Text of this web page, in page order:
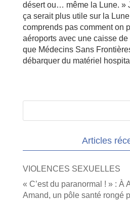
désert ou… même la Lune. »
ça serait plus utile sur la
comprends pas comment on
aéroports avec une caisse
que Médecins Sans
débarquer du matériel
Articles
VIOLENCES SEXUELLES
« C’est du paranormal ! » : À
Amand, un pôle santé rongé